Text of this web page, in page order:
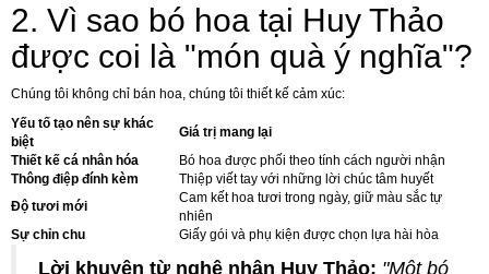
2. Vì sao bó hoa tại Huy Thảo
được coi là "món quà ý nghĩa"?
Chúng tôi không chỉ bán hoa, chúng tôi thiết kế cảm xúc:
Yếu tố tạo nên sự khác
biệt
Giá trị mang lại
Thiết kế cá nhân hóa
Bó hoa được phối theo tính cách người nhận
Thông điệp đính kèm
Thiệp viết tay với những lời chúc tâm huyết
Độ tươi mới
Cam kết hoa tươi trong ngày, giữ màu sắc tự
nhiên
Sự chỉn chu
Giấy gói và phụ kiện được chọn lựa hài hòa
Lời khuyên từ nghệ nhân Huy Thảo: "Một bó